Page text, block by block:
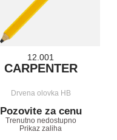
12.001
CARPENTER
Drvena olovka HB
Pozovite za cenu
Trenutno nedostupno
Prikaz zaliha